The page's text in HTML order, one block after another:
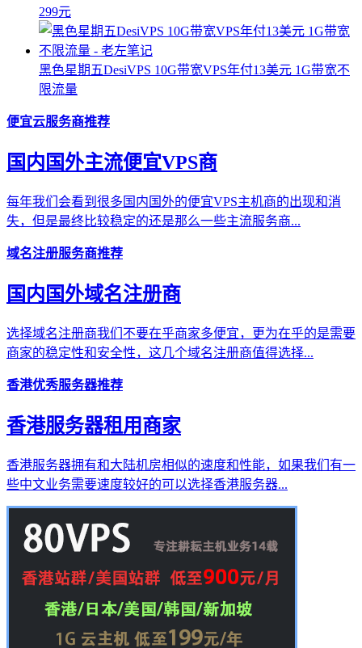
299元
黑色星期五DesiVPS 10G带宽VPS年付13美元 1G带宽不
限流量
便宜云服务商推荐
国内国外主流便宜VPS商
每年我们会看到很多国内国外的便宜VPS主机商的出现和消
失，但是最终比较稳定的还是那么一些主流服务商...
域名注册服务商推荐
国内国外域名注册商
选择域名注册商我们不要在乎商家多便宜，更为在乎的是需要
商家的稳定性和安全性，这几个域名注册商值得选择...
香港优秀服务器推荐
香港服务器租用商家
香港服务器拥有和大陆机房相似的速度和性能，如果我们有一
些中文业务需要速度较好的可以选择香港服务器...